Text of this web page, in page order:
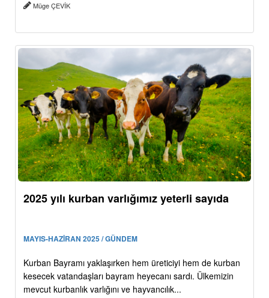
Müge ÇEVİK
2025 yılı kurban varlığımız yeterli sayıda
MAYIS-HAZİRAN 2025 / GÜNDEM
Kurban Bayramı yaklaşırken hem üreticiyi hem de kurban
kesecek vatandaşları bayram heyecanı sardı. Ülkemizin
mevcut kurbanlık varlığını ve hayvancılık...